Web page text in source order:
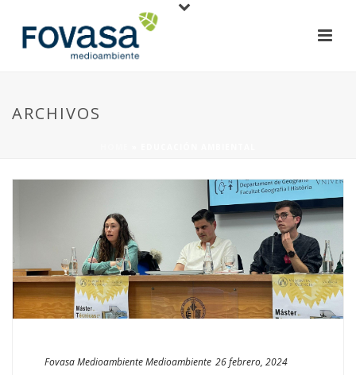
ARCHIVOS
Fovasa MedioambienteMedioambiente 26 febrero, 2024